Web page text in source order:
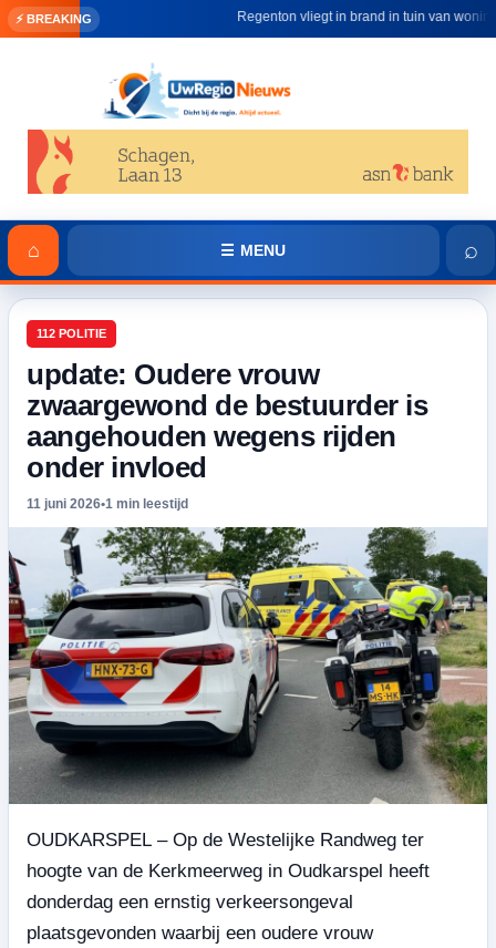
⚡ BREAKING Regenton vliegt in brand in tuin van woning in
⌂ ☰ MENU ⌕
112 POLITIE
update: Oudere vrouw
zwaargewond de bestuurder is
aangehouden wegens rijden
onder invloed
11 juni 2026•1 min leestijd
OUDKARSPEL – Op de Westelijke Randweg ter
hoogte van de Kerkmeerweg in Oudkarspel heeft
donderdag een ernstig verkeersongeval
plaatsgevonden waarbij een oudere vrouw